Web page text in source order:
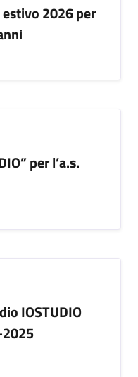
2026 per
per l’a.s.
IOSTUDIO
2025